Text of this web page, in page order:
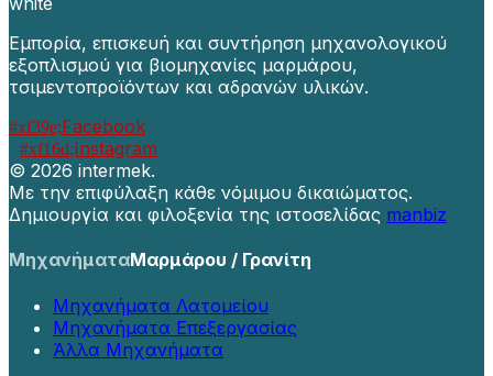
Εμπορία, επισκευή και συντήρηση μηχανολογικού
εξοπλισμού για βιομηχανίες μαρμάρου,
τσιμεντοπροϊόντων και αδρανών υλικών.
Facebook
Instagram
© 2026 intermek.
Με την επιφύλαξη κάθε νόμιμου δικαιώματος.
Δημιουργία και φιλοξενία της ιστοσελίδας manbiz
ΜηχανήματαΜαρμάρου / Γρανίτη
Μηχανήματα Λατομείου
Μηχανήματα Επεξεργασίας
Άλλα Μηχανήματα